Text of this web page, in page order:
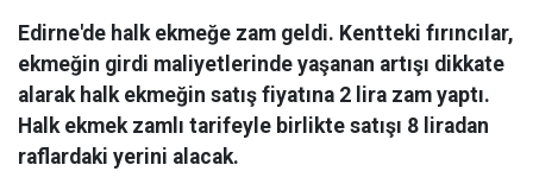
Edirne'de halk ekmeğe zam geldi. Kentteki fırıncılar,
ekmeğin girdi maliyetlerinde yaşanan artışı dikkate
alarak halk ekmeğin satış fiyatına 2 lira zam yaptı.
Halk ekmek zamlı tarifeyle birlikte satışı 8 liradan
raflardaki yerini alacak.